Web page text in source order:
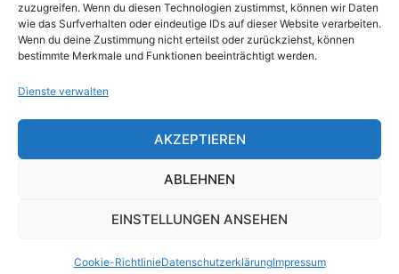
zuzugreifen. Wenn du diesen Technologien zustimmst, können wir Daten
wie das Surfverhalten oder eindeutige IDs auf dieser Website verarbeiten.
Wenn du deine Zustimmung nicht erteilst oder zurückziehst, können
bestimmte Merkmale und Funktionen beeinträchtigt werden.
Dienste verwalten
AKZEPTIEREN
ABLEHNEN
EINSTELLUNGEN ANSEHEN
Cookie-RichtlinieDatenschutzerklärungImpressum
Impressum
WordPressundBam.